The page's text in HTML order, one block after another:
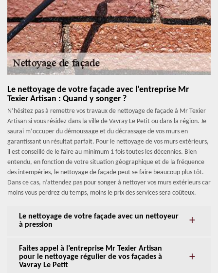
Le nettoyage de votre façade avec l’entreprise Mr
Texier Artisan : Quand y songer ?
N’hésitez pas à remettre vos travaux de nettoyage de façade à Mr Texier
Artisan si vous résidez dans la ville de Vavray Le Petit ou dans la région. Je
saurai m‘occuper du démoussage et du décrassage de vos murs en
garantissant un résultat parfait. Pour le nettoyage de vos murs extérieurs,
il est conseillé de le faire au minimum 1 fois toutes les décennies. Bien
entendu, en fonction de votre situation géographique et de la fréquence
des intempéries, le nettoyage de façade peut se faire beaucoup plus tôt.
Dans ce cas, n’attendez pas pour songer à nettoyer vos murs extérieurs car
moins vous perdrez du temps, moins le prix des services sera coûteux.
Le nettoyage de votre façade avec un nettoyeur
à pression
Faites appel à l’entreprise Mr Texier Artisan
pour le nettoyage régulier de vos façades à
Vavray Le Petit